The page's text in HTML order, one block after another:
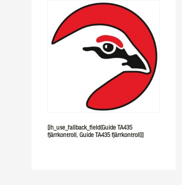
[ih_use_fallback_field(Guide TA435
fjärrkontroll, Guide TA435 fjärrkontroll)]